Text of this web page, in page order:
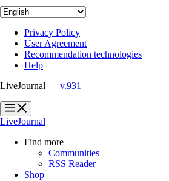
Privacy Policy
User Agreement
Recommendation technologies
Help
LiveJournal — v.931
?
?
LiveJournal
Find more
Communities
RSS Reader
Shop